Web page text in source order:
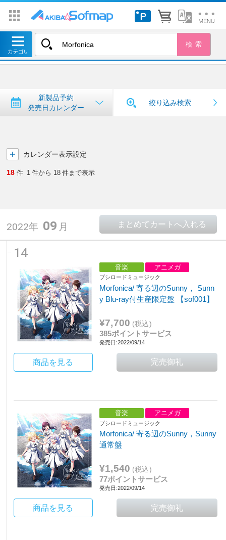
トップ ＞ 新製品予約・発売日カレンダー
新製品予約・発売日カレンダー
新製品予約
発売日カレンダー
絞り込み検索
カレンダー表示設定
18 件 1 件から 18 件まで表示
2022年 09 月
14
音楽 アニメガ
ブシロードミュージック
Morfonica/ 寄る辺のSunny， Sunn
y Blu-ray付生産限定盤 【sof001】
¥7,700 (税込)
385ポイントサービス
発売日:2022/09/14
商品を見る
音楽 アニメガ
ブシロードミュージック
Morfonica/ 寄る辺のSunny，Sunny
通常盤
¥1,540 (税込)
77ポイントサービス
発売日:2022/09/14
商品を見る